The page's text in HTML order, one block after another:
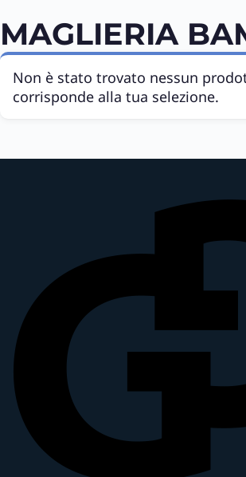
MAGLIERIA
Non è stato trovato nessun
corrisponde alla tua selezione.